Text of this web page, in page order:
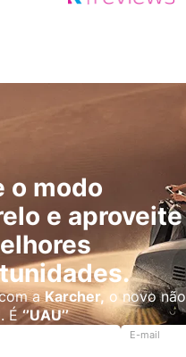
o modo
e aproveite
aKarcher, o novo não
É‘’UAU’’
E-mail